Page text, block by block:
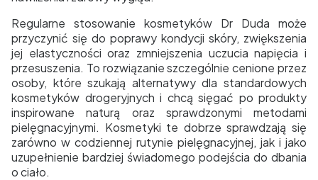
Regularne stosowanie kosmetyków Dr Duda może
przyczynić się do poprawy kondycji skóry, zwiększenia
jej elastyczności oraz zmniejszenia uczucia napięcia i
przesuszenia. To rozwiązanie szczególnie cenione przez
osoby, które szukają alternatywy dla standardowych
kosmetyków drogeryjnych i chcą sięgać po produkty
inspirowane naturą oraz sprawdzonymi metodami
pielęgnacyjnymi. Kosmetyki te dobrze sprawdzają się
zarówno w codziennej rutynie pielęgnacyjnej, jak i jako
uzupełnienie bardziej świadomego podejścia do dbania
o ciało.